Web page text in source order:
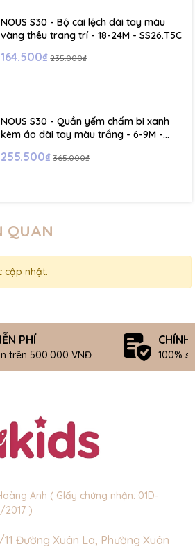
NOUS S30 - Bộ cài lệch dài tay màu
vàng thêu trang trí - 18-24M - SS26.T5C
164.500₫ 235.000₫
NOUS S30 - Quần yếm chấm bi xanh
kèm áo dài tay màu trắng - 6-9M -
255.500₫ 365.000₫
QUAN
cập nhật.
PHÍ
trên 500.000 VNĐ
CHÍNH
100%
Anh ( GIấy chứng nhận: 01D-
2017 )
Đường Xuân La, Phường Xuân